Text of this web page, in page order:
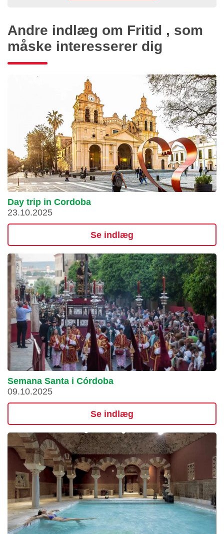
Andre indlæg om Fritid , som
måske interesserer dig
Day trip in Cordoba
23.10.2025
Se indlæg
Semana Santa i Córdoba
09.10.2025
Se indlæg